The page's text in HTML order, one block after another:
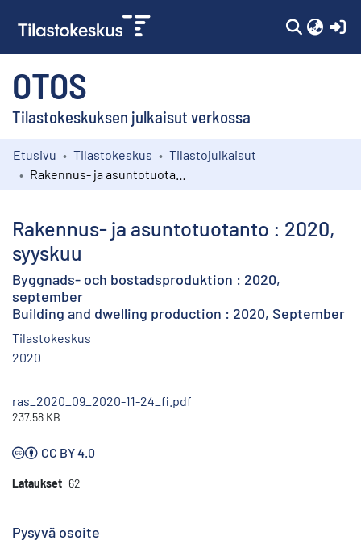
OTOS
Tilastokeskuksen julkaisut verkossa
Kokoelmat
Etusivu Tilastokeskus
Tilastojulkaisut
Rakennus- ja asuntotuotanto : 2020,
syyskuu
Byggnads- och bostadsproduktion : 2020,
september
Building and dwelling production : 2020, September
Tilastokeskus
2020
ras_2020_09_2020-11-24_fi.pdf
237.58 KB
CC BY 4.0
Lataukset 62
Pysyvä osoite